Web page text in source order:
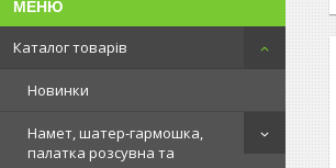
Каталог товарів
Новинки
Намет, шатер-гармошка,
палатка розсувна та